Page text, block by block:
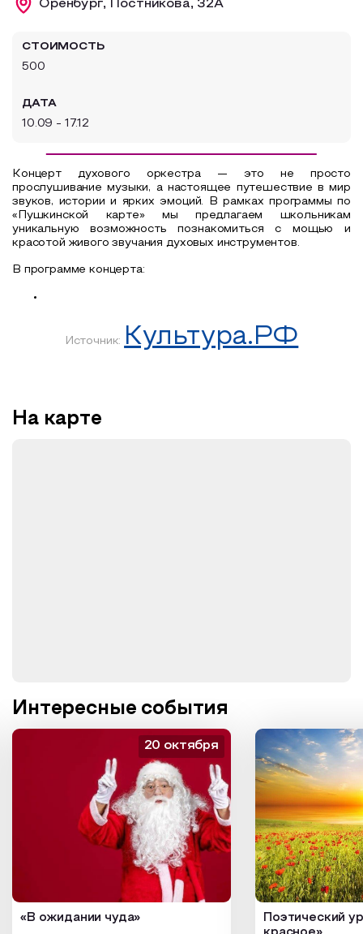
Аттестованные экскурсоводы
Все маршруты
Оренбург, Постникова, 32А
СТОИМОСТЬ
500
ДАТА
10.09 - 17.12
Концерт духового оркестра — это не просто
прослушивание музыки, а настоящее путешествие в мир
звуков, истории и ярких эмоций. В рамках программы по
«Пушкинской карте» мы предлагаем школьникам
уникальную возможность познакомиться с мощью и
красотой живого звучания духовых инструментов.
В программе концерта:
Источник: Культура.РФ
На карте
Интересные события
«В ожидании чуда»
20 октября
Поэтический